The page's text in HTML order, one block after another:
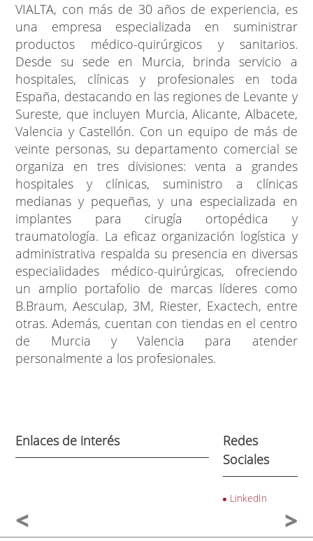
VIALTA, con más de 30 años de experiencia, es
una empresa especializada en suministrar
productos médico-quirúrgicos y sanitarios.
Desde su sede en Murcia, brinda servicio a
hospitales, clínicas y profesionales en toda
España, destacando en las regiones de Levante y
Sureste, que incluyen Murcia, Alicante, Albacete,
Valencia y Castellón. Con un equipo de más de
veinte personas, su departamento comercial se
organiza en tres divisiones: venta a grandes
hospitales y clínicas, suministro a clínicas
medianas y pequeñas, y una especializada en
implantes para cirugía ortopédica y
traumatología. La eficaz organización logística y
administrativa respalda su presencia en diversas
especialidades médico-quirúrgicas, ofreciendo
un amplio portafolio de marcas líderes como
B.Braum, Aesculap, 3M, Riester, Exactech, entre
otras. Además, cuentan con tiendas en el centro
de Murcia y Valencia para atender
personalmente a los profesionales.
Enlaces de interés
Redes
Sociales
LinkedIn